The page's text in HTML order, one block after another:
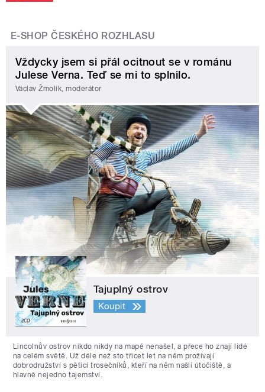
E-SHOP ČESKÉHO ROZHLASU
Vždycky jsem si přál ocitnout se v románu
Julese Verna. Teď se mi to splnilo.
Václav Žmolík, moderátor
Tajuplný ostrov
Koupit
Lincolnův ostrov nikdo nikdy na mapě nenašel, a přece ho znají lidé
na celém světě. Už déle než sto třicet let na něm prožívají
dobrodružství s pěticí trosečníků, kteří na něm našli útočiště, a
hlavně nejedno tajemství.